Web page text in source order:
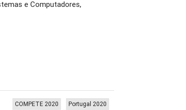
e Computadores,
Portugal 2020
COMPETE 2020